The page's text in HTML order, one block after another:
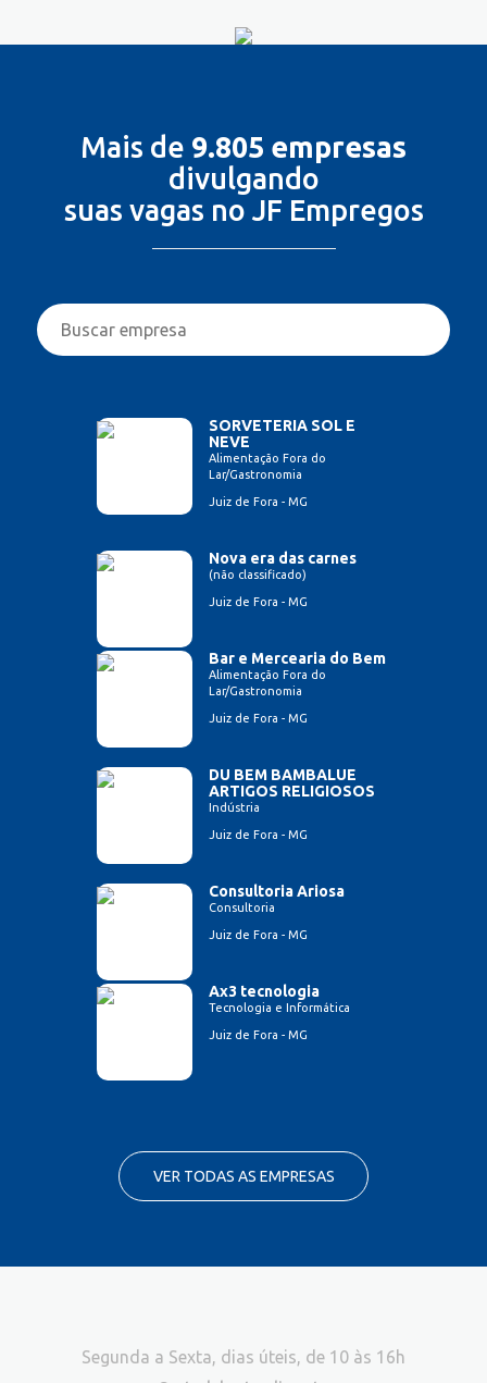
Mais de 9.805 empresas
divulgando
suas vagas no JF Empregos
SORVETERIA SOL E
NEVE
Alimentação Fora do
Lar/Gastronomia
Juiz de Fora - MG
Nova era das carnes
(não classificado)
Juiz de Fora - MG
Bar e Mercearia do Bem
Alimentação Fora do
Lar/Gastronomia
Juiz de Fora - MG
DU BEM BAMBALUE
ARTIGOS RELIGIOSOS
Indústria
Juiz de Fora - MG
Consultoria Ariosa
Consultoria
Juiz de Fora - MG
Ax3 tecnologia
Tecnologia e Informática
Juiz de Fora - MG
VER TODAS AS EMPRESAS
Segunda a Sexta, dias úteis, de 10 às 16h